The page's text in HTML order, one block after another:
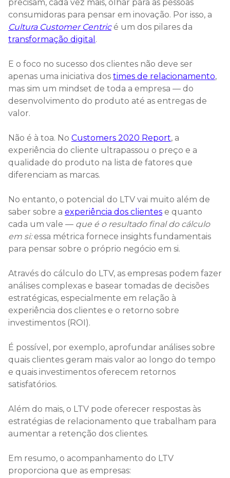
precisam, cada vez mais, olhar para as pessoas
consumidoras para pensar em inovação. Por isso, a
Cultura Customer Centricé um dos pilares da
transformação digital .
E o foco no sucesso dos clientes não deve ser
apenas uma iniciativa dos times de relacionamento,
mas sim um mindset de toda a empresa — do
desenvolvimento do produto até as entregas de
valor.
Não é à toa. No Customers 2020 Report, a
experiência do cliente ultrapassou o preço e a
qualidade do produto na lista de fatores que
diferenciam as marcas.
No entanto, o potencial do LTV vai muito além de
saber sobre a experiência dos clientes e quanto
cada um vale — que é o resultado final do cálculo
em si:essa métrica fornece insights fundamentais
para pensar sobre o próprio negócio em si.
Através do cálculo do LTV, as empresas podem fazer
análises complexas e basear tomadas de decisões
estratégicas, especialmente em relação à
experiência dos clientes e o retorno sobre
investimentos (ROI).
É possível, por exemplo, aprofundar análises sobre
quais clientes geram mais valor ao longo do tempo
e quais investimentos oferecem retornos
satisfatórios.
Além do mais, o LTV pode oferecer respostas às
estratégias de relacionamento que trabalham para
aumentar a retenção dos clientes.
Em resumo, o acompanhamento do LTV
proporciona que as empresas: